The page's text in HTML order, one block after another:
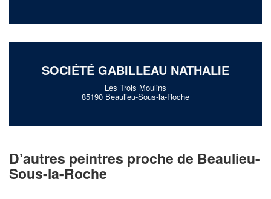
SOCIÉTÉ GABILLEAU NATHALIE
Les Trois Moulins
85190 Beaulieu-Sous-la-Roche
D’autres peintres proche de Beaulieu-
Sous-la-Roche